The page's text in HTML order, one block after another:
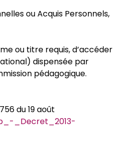
ou Acquis Personnels,
ou titre requis, d’accéder
dispensée par
pédagogique.
du 19 août
_Decret_2013-